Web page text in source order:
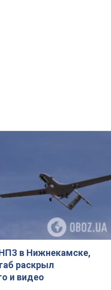
в Нижнекамске,
раскрыл
и видео